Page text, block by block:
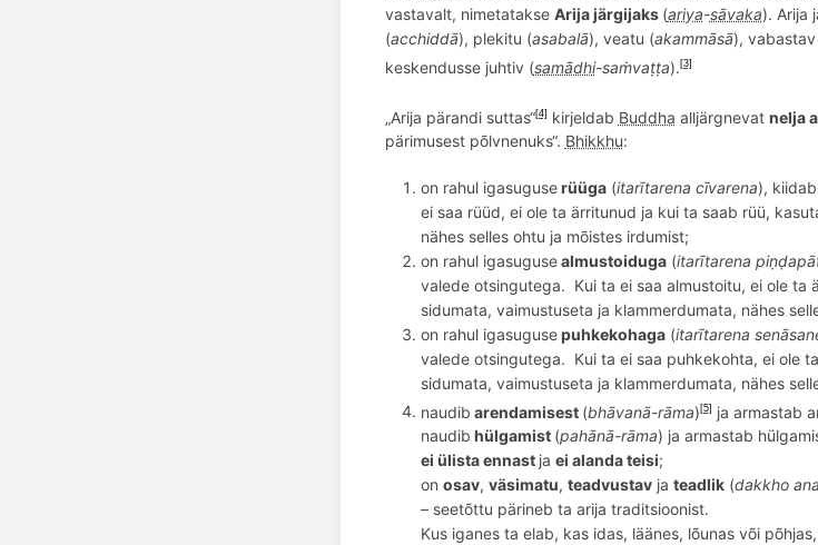
vastavalt, nimetatakse Arija järgijaks (ariya-sāvaka). Arija
(acchiddā), plekitu (asabalā), veatu (akammāsā),
keskendusse juhtiv (samādhi-saṁvaṭṭa). [3]
„Arija pärandi suttas“[4] kirjeldab Buddha alljärgnevat nelja
pärimusest põlvnenuks“. Bhikkhu:
on rahul igasuguserüüga(itarītarena cīvarena),
ei saa rüüd, ei ole ta ärritunud ja kui ta saab rüü,
nähes selles ohtu ja mõistes irdumist;
on rahul igasugusealmustoiduga(itarītarena
valede otsingutega. Kui ta ei saa almustoitu, ei ole
sidumata, vaimustuseta ja klammerdumata, nähes
on rahul igasugusepuhkekohaga(itarītarena
valede otsingutega. Kui ta ei saa puhkekohta, ei ole
sidumata, vaimustuseta ja klammerdumata, nähes
naudib arendamisest (bhāvanā-rāma) [5] ja armastab
naudib hülgamist (pahānā-rāma) ja armastab
ei ülista ennast ja ei alanda teisi;
on osav, väsimatu, teadvustavja teadlik(dakkho
– seetõttu pärineb ta arija traditsioonist.
Kus iganes ta elab, kas idas, läänes, lõunas või põ